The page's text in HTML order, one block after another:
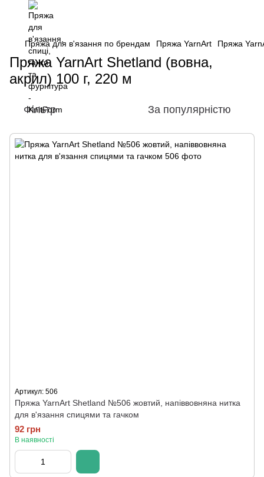
Пряжа для в'язання по брендам Пряжа YarnArt Пряжа
Пряжа YarnArt Shetland (вовна,
акрил) 100 г, 220 м
Фільтр За популярністю
Артикул: 506
Пряжа YarnArt Shetland №506 жовтий, напіввовняна нитка
для в'язання спицями та гачком
92 грн
В наявності